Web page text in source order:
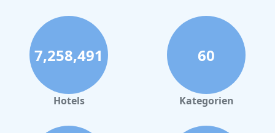
7,258,491
Hotels
60
Kategorien